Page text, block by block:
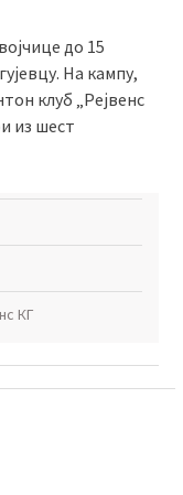
до 15
На кампу,
клуб „Рејвенс
из шест
КГ